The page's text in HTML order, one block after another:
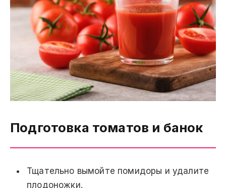
Подготовка томатов и банок
Тщательно вымойте помидоры и удалите
плодоножки.